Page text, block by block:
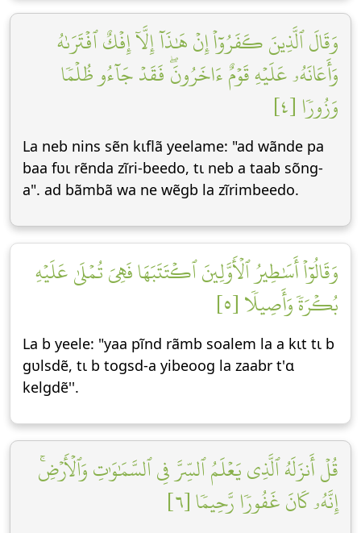
وَقَالَ ٱلَّذِينَ كَفَرُوٓاْ إِنۡ هَٰذَآ إِلَّآ إِفۡكٌ ٱفۡتَرَىٰهُ
وَأَعَانَهُۥ عَلَيۡهِ قَوۡمٌ ءَاخَرُونَۖ فَقَدۡ جَآءُو ظُلۡمٗا
وَزُورٗا [٤]
La neb nins sẽn kɩflã yeelame: "ad wãnde pa
baa fʋɩ rẽnda zĩri-beedo, tɩ neb a taab sõng-
a". ad bãmbã wa ne wẽgb la zĩrimbeedo.
وَقَالُوٓاْ أَسَٰطِيرُ ٱلۡأَوَّلِينَ ٱكۡتَتَبَهَا فَهِيَ تُمۡلَىٰ عَلَيۡهِ
بُكۡرَةٗ وَأَصِيلٗا [٥]
La b yeele: "yaa pĩnd rãmb soalem la a kɩt tɩ b
gʋlsdẽ, tɩ b togsd-a yibeoog la zaabr t'ɑ
kelgdẽ''.
قُلۡ أَنزَلَهُ ٱلَّذِي يَعۡلَمُ ٱلسِّرَّ فِي ٱلسَّمَٰوَٰتِ وَٱلۡأَرۡضِۚ
إِنَّهُۥ كَانَ غَفُورٗا رَّحِيمٗا [٦]